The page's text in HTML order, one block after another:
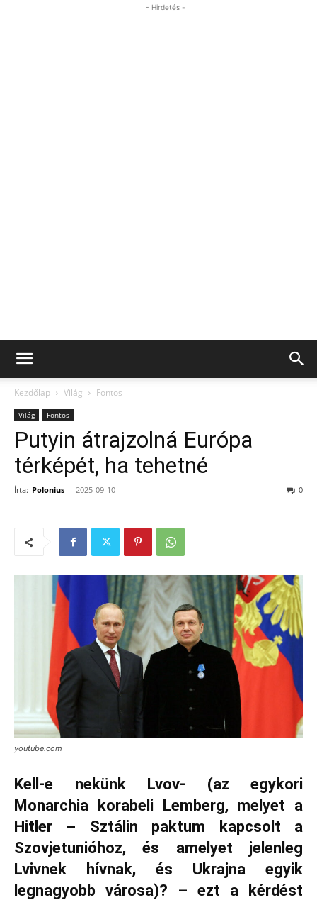
- Hirdetés -
Kezdőlap Világ Fontos
Világ Fontos
Putyin átrajzolná Európa
térképét, ha tehetné
Írta: Polonius - 2025-09-10 0
youtube.com
Kell-e nekünk Lvov- (az egykori
Monarchia korabeli Lemberg, melyet a
Hitler – Sztálin paktum kapcsolt a
Szovjetunióhoz, és amelyet jelenleg
Lvivnek hívnak, és Ukrajna egyik
legnagyobb városa)? – ezt a kérdést